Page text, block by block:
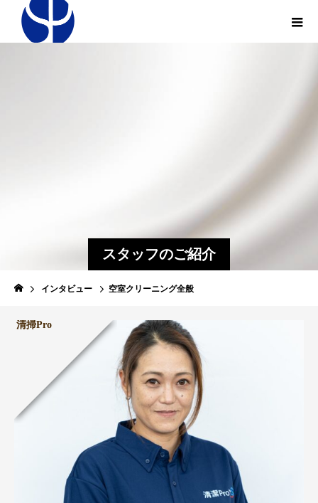
スタッフのご紹介
インタビュー 空室クリーニング全般
清掃Pro